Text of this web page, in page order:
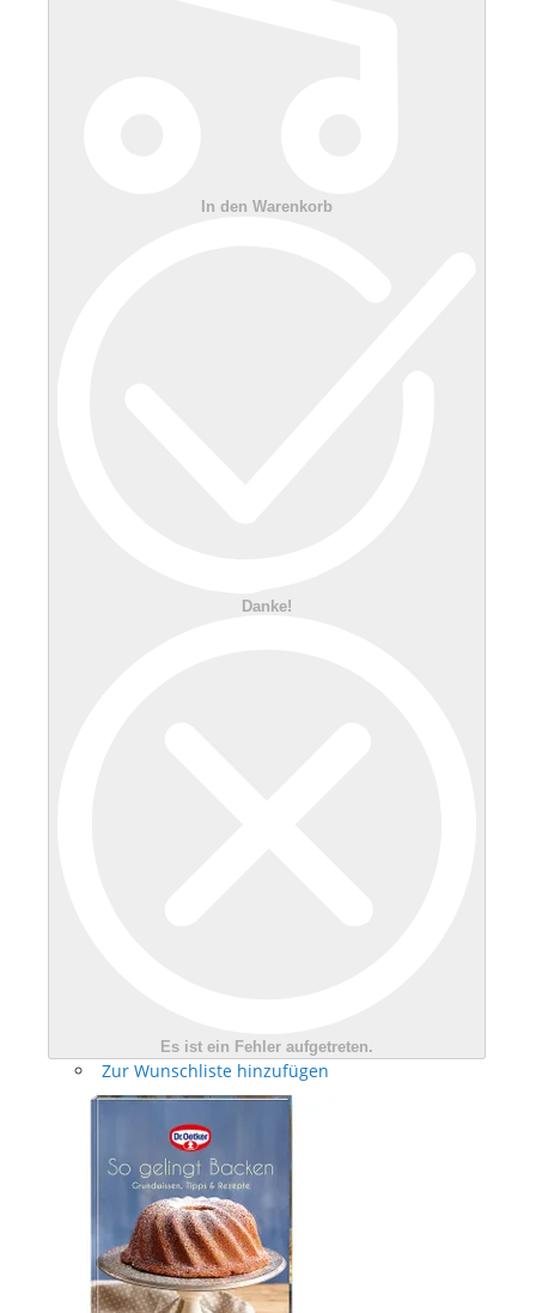
In den Warenkorb
Danke!
Es ist ein Fehler aufgetreten.
Zur Wunschliste hinzufügen